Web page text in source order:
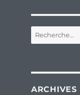
Recherche
pour :
ARCHIVES